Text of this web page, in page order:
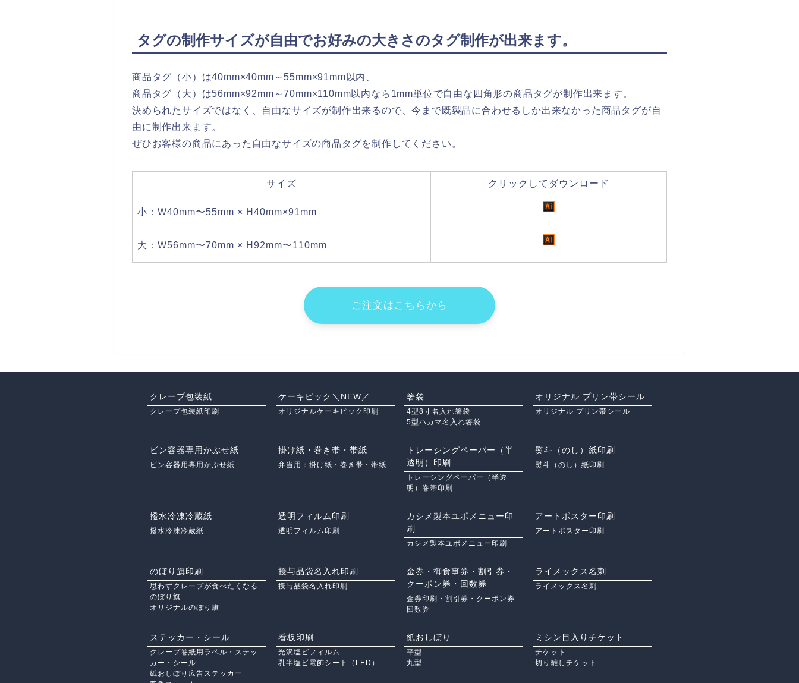
タグの制作サイズが自由でお好みの大きさのタグ制作が出来ます。
商品タグ（小）は40mm×40mm～55mm×91mm以内、
商品タグ（大）は56mm×92mm～70mm×110mm以内なら1mm単位で自由な四角形の商品タグが制作出来ます。
決められたサイズではなく、自由なサイズが制作出来るので、今まで既製品に合わせるしか出来なかった商品タグが自
由に制作出来ます。
ぜひお客様の商品にあった自由なサイズの商品タグを制作してください。
サイズ クリックしてダウンロード
小：W40mm〜55mm × H40mm×91mm
大：W56mm〜70mm × H92mm〜110mm
ご注文はこちらから
クレープ包装紙
クレープ包装紙印刷
ケーキピック＼NEW／
オリジナルケーキピック印刷
箸袋
4型8寸名入れ箸袋
5型ハカマ名入れ箸袋
オリジナル プリン帯シール
オリジナル プリン帯シール
ビン容器専用かぶせ紙
ビン容器用専用かぶせ紙
掛け紙・巻き帯・帯紙
弁当用：掛け紙・巻き帯・帯紙
トレーシングペーパー（半
透明）印刷
トレーシングペーパー（半透
明）巻帯印刷
熨斗（のし）紙印刷
熨斗（のし）紙印刷
撥水冷凍冷蔵紙
撥水冷凍冷蔵紙
透明フィルム印刷
透明フィルム印刷
カシメ製本ユポメニュー印
刷
カシメ製本ユポメニュー印刷
アートポスター印刷
アートポスター印刷
のぼり旗印刷
思わずクレープが食べたくなる
のぼり旗
オリジナルのぼり旗
授与品袋名入れ印刷
授与品袋名入れ印刷
金券・御食事券・割引券・
クーポン券・回数券
金券印刷・割引券・クーポン券
回数券
ライメックス名刺
ライメックス名刺
ステッカー・シール
クレープ巻紙用ラベル・ステッ
カー・シール
紙おしぼり広告ステッカー
看板印刷
光沢塩ビフィルム
乳半塩ビ電飾シート（LED）
紙おしぼり
平型
丸型
ミシン目入りチケット
チケット
切り離しチケット